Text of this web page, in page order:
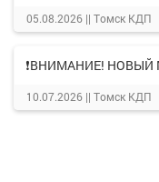
05.08.2026 || Томск КДП
❗ВНИМАНИЕ!
10.07.2026 || Томск КДП